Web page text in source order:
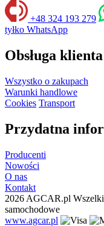
+48 324 193 279
tyłko WhatsApp
Obsługa klienta
Wszystko o zakupach
Warunki handlowe
Cookies Transport
Przydatna
Producenti
Nowości
O nas
Kontakt
2026 AGCAR.pl
samochodowe
www.agcar.pl